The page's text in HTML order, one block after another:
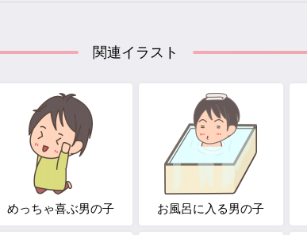
関連イラスト
めっちゃ喜ぶ男の子 お風呂に入る男の子